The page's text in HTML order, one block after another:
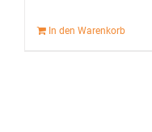
In den Warenkorb